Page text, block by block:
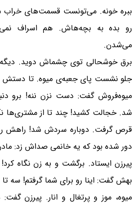
ببره خونه. می‌تونست قسمت‌های خراب
رو بده به بچه‌هاش. هم اسراف
می‌شدن.
برق خوشحالی توی چشماش دوید.
جلو نشست پای جعبه‌ی میوه. تا دستش
میوه‌فروش گفت: دست نزن ننه! برو
شد. خجالت کشید! چند تا از مشتری‌ها
قرص گرفت. دوباره سردش شد! راهش
دور شده بود که یه خانمی صداش زد:
پیرزن ایستاد. برگشت و به زن نگاه
بهش گفت: اینا رو برای شما گرفتم! سه
میوه، موز و پرتغال و انار. پیرزن